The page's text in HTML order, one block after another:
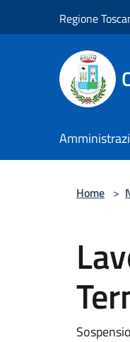
Regione
Home >